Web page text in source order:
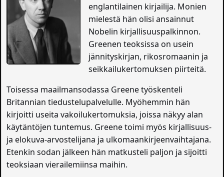
englantilainen kirjailija. Monien
mielestä hän olisi ansainnut
Nobelin kirjallisuuspalkinnon.
Greenen teoksissa on usein
jännityskirjan, rikosromaanin ja
seikkailukertomuksen piirteitä.
Toisessa maailmansodassa Greene työskenteli
Britannian tiedustelupalvelulle. Myöhemmin hän
kirjoitti useita vakoilukertomuksia, joissa näkyy alan
käytäntöjen tuntemus. Greene toimi myös kirjallisuus-
ja elokuva-arvostelijana ja ulkomaankirjeenvaihtajana.
Etenkin sodan jälkeen hän matkusteli paljon ja sijoitti
teoksiaan vierailemiinsa maihin.